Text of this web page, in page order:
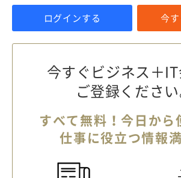
ログインする 今
今すぐビジネス＋
ご登録ください
すべて無料！今日から
仕事に役立つ情報